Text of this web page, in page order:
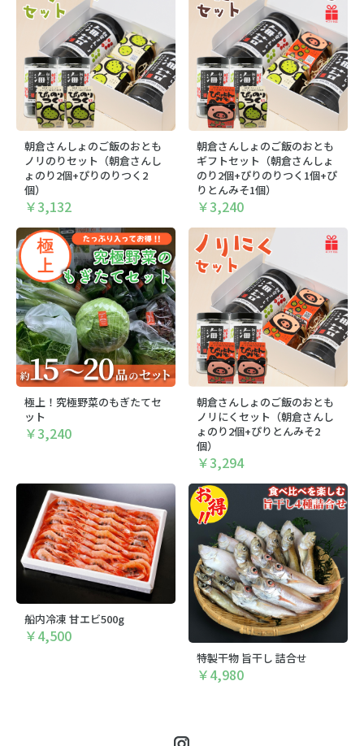
朝倉さんしょのご飯のおとも
ノリのりセット（朝倉さんし
ょのり2個+ぴりのりつく2
個）
￥3,132
朝倉さんしょのご飯のおとも
ギフトセット（朝倉さんしょ
のり2個+ぴりのりつく1個+ぴ
りとんみそ1個）
￥3,240
極上！究極野菜のもぎたてセ
ット
￥3,240
朝倉さんしょのご飯のおとも
ノリにくセット（朝倉さんし
ょのり2個+ぴりとんみそ2
個）
￥3,294
船内冷凍 甘エビ500g
￥4,500
特製干物 旨干し 詰合せ
￥4,980